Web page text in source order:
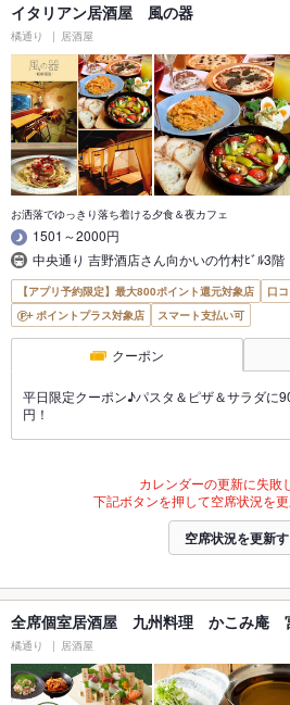
イタリアン居酒屋 風の器
橘通り 居酒屋
お洒落でゆっきり落ち着ける夕食＆夜カフェ
1501～2000円
中央通り 吉野酒店さん向かいの竹村ﾋﾞﾙ3階
【アプリ予約限定】最大800ポイント還元対象店
口
ポイントプラス対象店
スマート支払い可
クーポン
平日限定クーポン♪パスタ＆ピザ＆サラダに
円！
カレンダーの更新に失敗
下記ボタンを押して空席状況を更
空席状況を更新
全席個室居酒屋 九州料理 かこみ庵
橘通り 居酒屋